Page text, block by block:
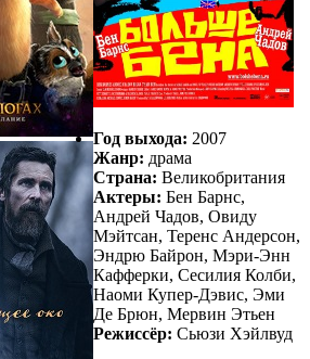
Год выхода: 2007
Жанр: драма
Страна: Великобритания
Актеры: Бен Барнс,
Андрей Чадов, Овиду
Мэйтсан, Теренс Андерсон,
Эндрю Байрон, Мэри-Энн
Кафферки, Сесилия Колби,
Наоми Купер-Дэвис, Эми
Де Брюн, Мервин Этьен
Режиссёр: Сьюзи Хэйлвуд